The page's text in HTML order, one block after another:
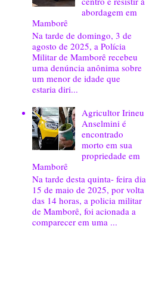
abordagem em
Mamborê
Na tarde de domingo, 3 de
agosto de 2025, a Polícia
Militar de Mamborê recebeu
uma denúncia anônima sobre
um menor de idade que
estaria diri...
Agricultor Irineu
Anselmini é
encontrado
morto em sua
propriedade em
Mamborê
Na tarde desta quinta- feira dia
15 de maio de 2025, por volta
das 14 horas, a policia militar
de Mamborê, foi acionada a
comparecer em uma ...